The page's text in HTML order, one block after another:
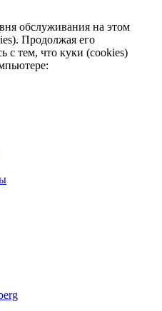
обслуживания на этом
Продолжая его
с тем, что куки (cookies)